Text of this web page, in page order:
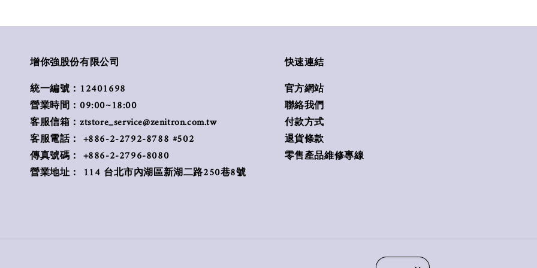
增你強股份有限公司
統一編號：12401698
營業時間：09:00~18:00
客服信箱：ztstore_service@zenitron.com.tw
客服電話： +886-2-2792-8788 #502
傳真號碼： +886-2-2796-8080
營業地址： 114 台北市內湖區新湖二路250巷8號
快速連結
官方網站
聯絡我們
付款方式
退貨條款
零售產品維修專線